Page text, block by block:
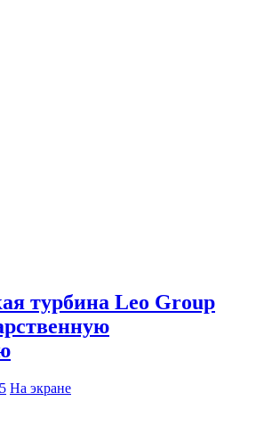
турбина Leo Group
На экране